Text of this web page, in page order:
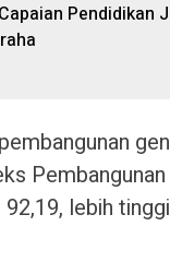
Pendidikan
lebih